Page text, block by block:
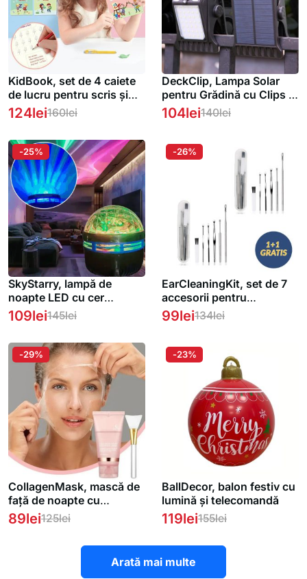
KidBook, set de 4 caiete
de lucru pentru scris și
desenat cu stiloul magic,
al cărui scris dispare după
GRATUIT )
124lei160lei
DeckClip, Lampa Solar
pentru Grădină cu Clips și
Senzor de Mișcare
104lei140lei
SkyStarry, lampă de
noapte LED cu cer
înstelat
109lei145lei
-25%
EarCleaningKit, set de 7
accesorii pentru
curățarea în siguranță a
urechilor 1 + 1 GRATUIT
99lei134lei
-26%
CollagenMask, mască de
față de noapte cu
colagen, cu efect de peel-
off
89lei125lei
-29%
BallDecor, balon festiv cu
lumină și telecomandă
119lei155lei
-23%
Arată mai multe